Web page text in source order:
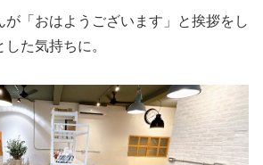
が「おはようございます」と挨拶をし
た気持ちに。